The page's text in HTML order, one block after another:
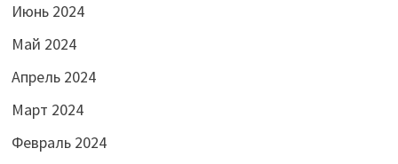
Июнь 2024
Май 2024
Апрель 2024
Март 2024
Февраль 2024